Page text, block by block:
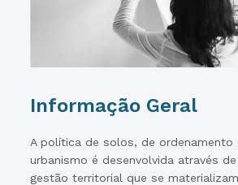
Informação Geral
A política de solos, de
urbanismo é desenvolvida através
gestão territorial que se